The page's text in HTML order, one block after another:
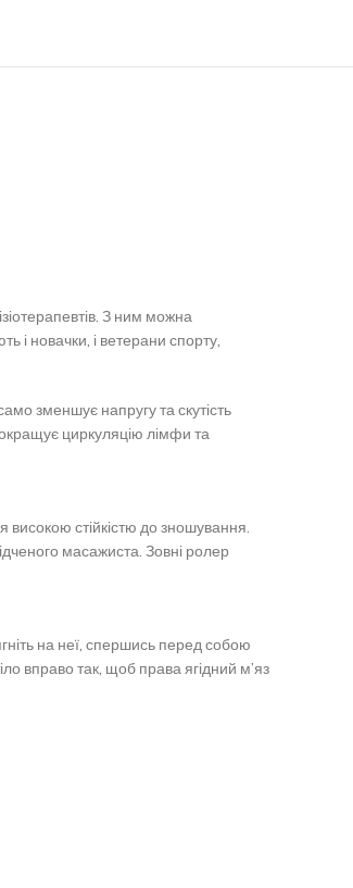
З ним можна
і новачки, і ветерани спорту,
зменшує напругу та скутість
циркуляцію лімфи та
високою стійкістю до зношування.
масажиста. Зовні ролер
на неї, спершись перед собою
вправо так, щоб права ягідний м’яз